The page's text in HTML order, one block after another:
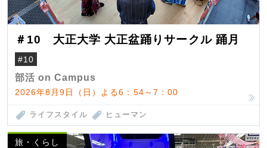
＃10 大正大学 大正盆踊りサークル 踊月
#10
部活 on Campus
2026年8月9日（日）よる6：54～7：00
ライフスタイル ヒューマン
旅・くらし